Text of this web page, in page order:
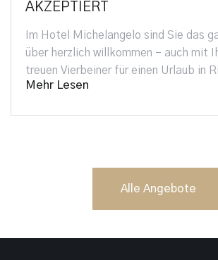
Michelangelo sind Sie das ganze Jahr
willkommen – auch mit Ihrem
Vierbeiner für einen Urlaub in Ric…
Lesen
Alle Angebote